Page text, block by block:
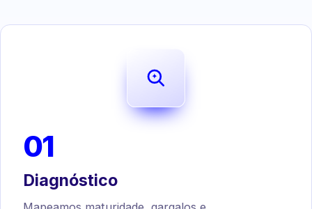
01
Diagnóstico